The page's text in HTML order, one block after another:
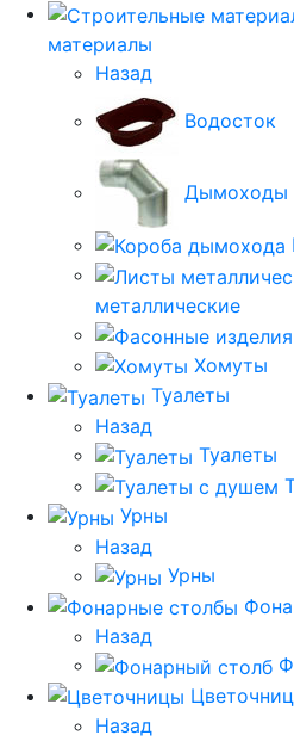
материалы
Назад
Водосток
Дымоходы
металлические
Хомуты
Туалеты
Назад
Туалеты
Урны
Назад
Урны
Назад
Назад